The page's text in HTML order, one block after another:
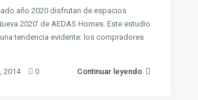
año 2020 disfrutan de espacios
2020’ de AEDAS Homes. Este estudio
tendencia evidente: los compradores
2014 0 Continuar leyendo